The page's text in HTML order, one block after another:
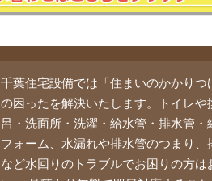
千葉住宅設備では「住まいのかかりつ
の困ったを解決いたします。トイレや
呂・洗面所・洗濯・給水管・排水管・
フォーム、水漏れや排水管のつまり
など水回りのトラブルでお困りの方は